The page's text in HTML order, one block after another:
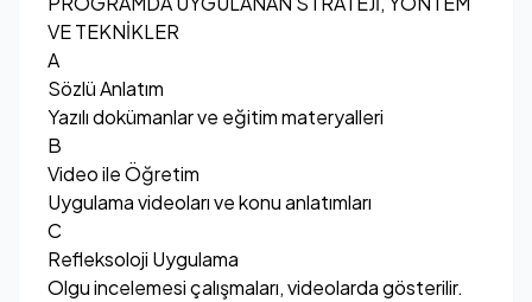
VE TEKNİKLER
A
Sözlü Anlatım
Yazılı dokümanlar ve eğitim materyalleri
B
Video ile Öğretim
Uygulama videoları ve konu anlatımları
C
Refleksoloji Uygulama
Olgu incelemesi çalışmaları, videolarda gösterilir.